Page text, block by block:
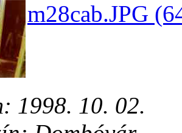
m28cab.JPG
1998. 10. 02.